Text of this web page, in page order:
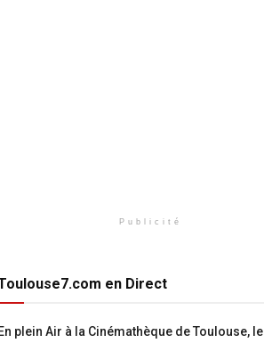
Publicité
en Direct
En plein Air à la Cinémathèque de Toulouse, le